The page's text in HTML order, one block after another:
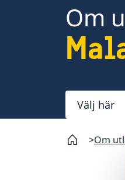
Om
Välj
här
Om